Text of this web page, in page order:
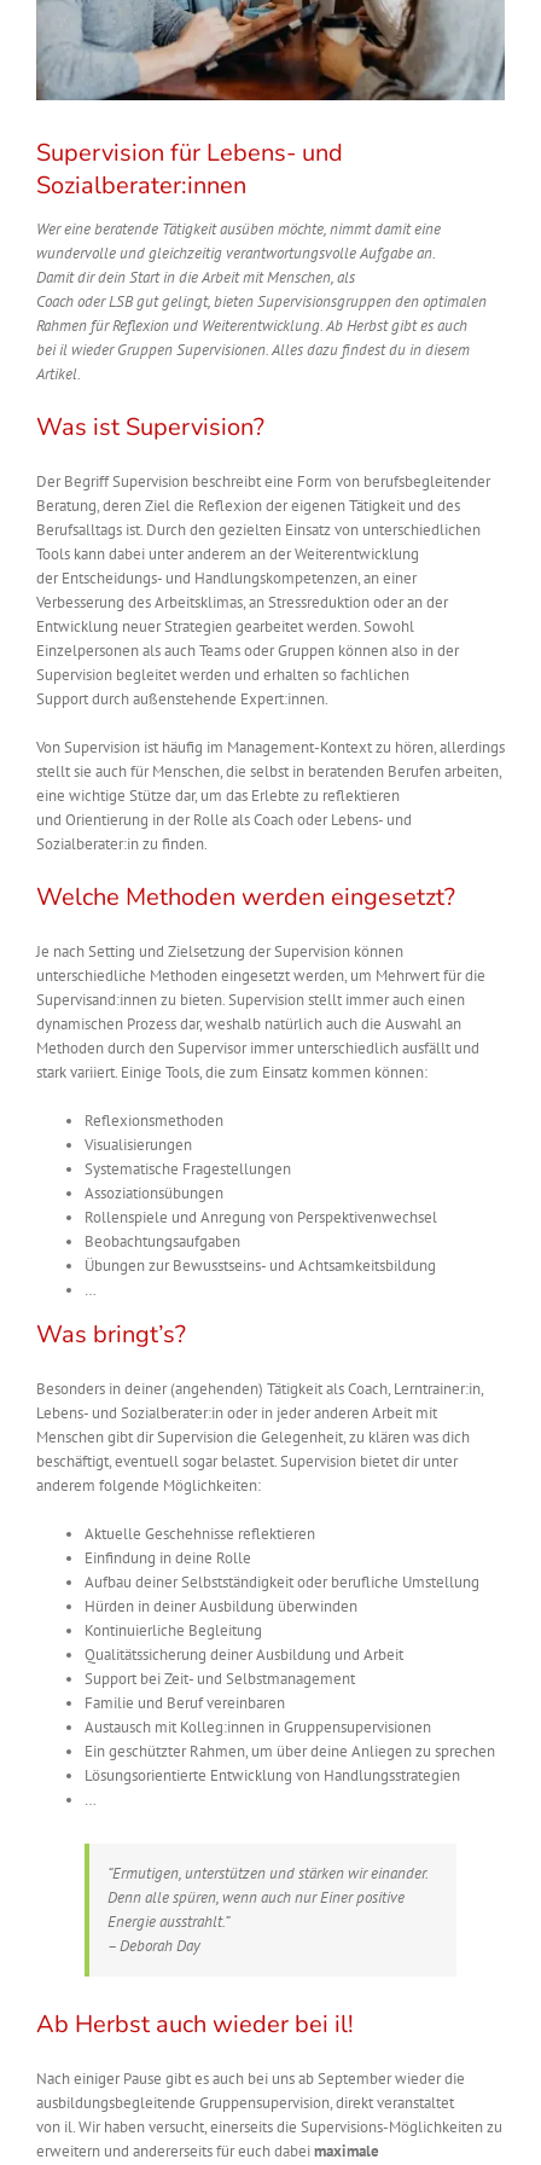
Supervision für Lebens- und
Sozialberater:innen
Wereine beratende Tätigkeitausüben möchte, nimmt damit eine
wundervolle und gleichzeitig verantwortungsvolle Aufgabe an.
Damitdirdein Start in dieArbeitmit Menschen,als
CoachoderLSBgutgelingt, bieten Supervisionsgruppen den optimalen
Rahmen für Reflexion und Weiterentwicklung.Ab Herbst gibt es auch
beiilwieder Gruppen Supervisionen. Alles dazu findest du in diesem
Artikel.
Was ist Supervision?
Der Begriff Supervision beschreibt eine Form von berufsbegleitender
Beratung, deren Ziel die Reflexion der eigenen Tätigkeit und des
Berufsalltags ist. Durch den gezielten Einsatz von unterschiedlichen
Tools kanndabei unter anderem an der Weiterentwicklung
derEntscheidungs- und Handlungskompetenzen,an einer
Verbesserung des Arbeitsklimas, an Stressreduktion oder an der
Entwicklung neuer Strategien gearbeitet werden.Sowohl
Einzelpersonen als auch Teams oder Gruppen könnenalso in der
Supervision begleitet werden und erhalten so fachlichen
Supportdurch außenstehende Expert:innen.
Von Supervision ist häufig im Management-Kontext zu hören, allerdings
stellt sie auch für Menschen, die selbst in beratenden Berufen arbeiten,
eine wichtige Stütze dar, um das Erlebte zu reflektieren
und Orientierung in derRolle als Coach oder Lebens- und
Sozialberater:inzu finden.
Welche Methoden werden eingesetzt?
Je nach Setting und Zielsetzung der Supervision können
unterschiedliche Methoden eingesetzt werden, um Mehrwert für die
Supervisand:innen zu bieten.Supervision stellt immer auch einen
dynamischen Prozess dar, weshalb natürlich auch die Auswahl an
Methoden durch den Supervisor immer unterschiedlich ausfällt und
stark variiert. Einige Tools, die zum Einsatz kommen können:
Reflexionsmethoden
Visualisierungen
Systematische Fragestellungen
Assoziationsübungen
Rollenspiele und Anregung von Perspektivenwechsel
Beobachtungsaufgaben
Übungen zur Bewusstseins- und Achtsamkeitsbildung
…
Was bringt’s?
Besonders in deiner(angehenden) Tätigkeit als Coach, Lerntrainer:in,
Lebens- und Sozialberater:inoder in jeder anderenArbeit mit
Menschengibt dir Supervision die Gelegenheit, zu klärenwas dich
beschäftigt, eventuell sogar belastet. Supervision bietet dir unter
anderem folgende Möglichkeiten:
Aktuelle Geschehnisse reflektieren
Einfindung in deine Rolle
Aufbau deiner Selbstständigkeit oder berufliche Umstellung
Hürden in deiner Ausbildung überwinden
Kontinuierliche Begleitung
Qualitätssicherung deiner Ausbildung und Arbeit
Support bei Zeit- und Selbstmanagement
Familie und Beruf vereinbaren
Austausch mit Kolleg:innen in Gruppensupervisionen
Ein geschützter Rahmen, um über deine Anliegen zu sprechen
Lösungsorientierte Entwicklung von Handlungsstrategien
…
“Ermutigen, unterstützen und stärken wir einander.
Denn alle spüren, wenn auch nur Einer positive
Energie ausstrahlt.”
– Deborah Day
Ab Herbst auch wieder bei il!
Nach einiger Pause gibt es auch bei uns ab September wieder die
ausbildungsbegleitende Gruppensupervision, direkt veranstaltet
von il.Wir haben versucht, einerseits die Supervisions-Möglichkeiten zu
erweitern und andererseits für euch dabeimaximale